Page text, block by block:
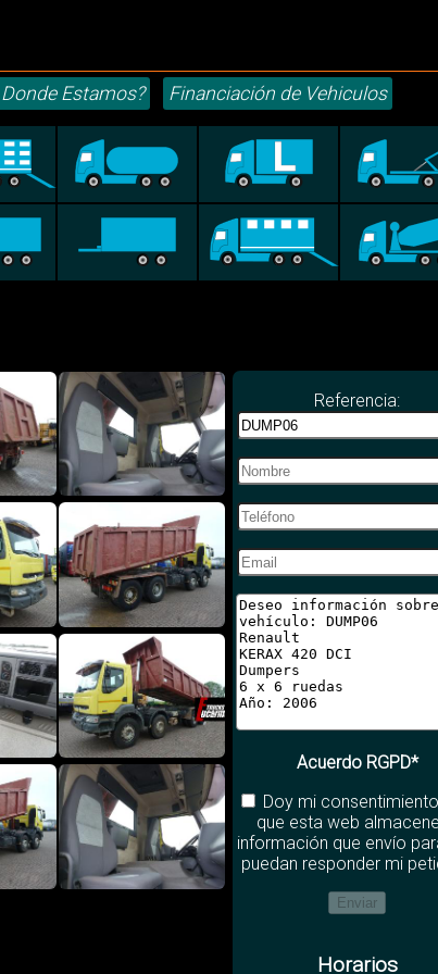
Donde Estamos? Financiación de Vehiculos
Referencia:
Acuerdo RGPD*
Doy mi
que esta web
información que envío
puedan responder mi
Horarios